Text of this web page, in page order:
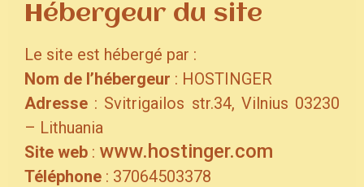
Hébergeur du site
Le site est hébergé par :
Nom de l’hébergeur : HOSTINGER
Adresse : Svitrigailos str.34, Vilnius 03230
– Lithuania
Site web : www.hostinger.com
Téléphone : 37064503378